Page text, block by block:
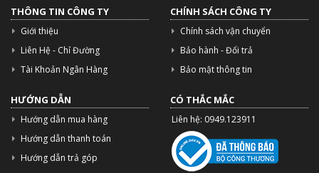
THÔNG TIN CÔNG TY
Giới thiệu
Liên Hệ - Chỉ Đường
Tài Khoản Ngân Hàng
CHÍNH SÁCH CÔNG TY
Chính sách vận chuyển
Bảo hành - Đổi trả
Bảo mật thông tin
HƯỚNG DẪN
Hướng dẫn mua hàng
Hướng dẫn thanh toán
Hướng dẫn trả góp
CÓ THẮC MẮC
Liên hệ: 0949.123911